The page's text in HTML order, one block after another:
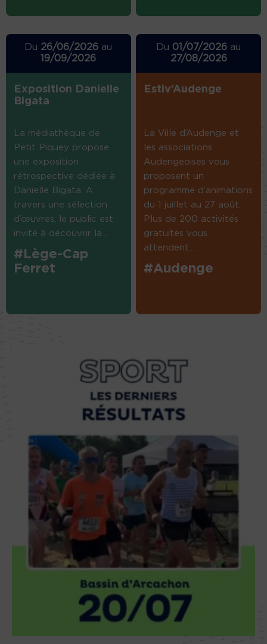
Du 26/06/2026 au
19/09/2026
Exposition Danielle
Bigata
La médiathèque de
Petit Piquey propose
une exposition
rétrospective dédiée à
Danielle Bigata. A
travers une sélection
d’œuvres, le public est
invité à découvrir la...
#Lège-Cap
Ferret
Du 01/07/2026 au
27/08/2026
Estiv’Audenge
La Ville d’Audenge et
les associations
Audengeoises vous
proposent un
programme d’animations
du 1 juillet au 27 août.
Plus de 200 activités
gratuites vous
attendent....
#Audenge